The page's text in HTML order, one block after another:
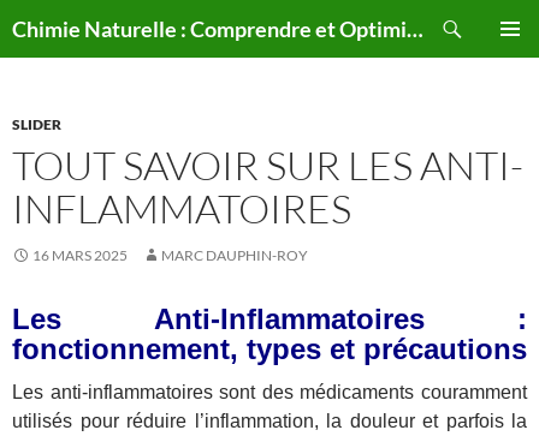
au
Chimie Naturelle : Comprendre et Optimiser le Corps Humain Naturellement
SLIDER
TOUT SAVOIR SUR LES ANTI-
INFLAMMATOIRES
16 MARS 2025 MARC DAUPHIN-ROY
Les Anti-Inflammatoires :
fonctionnement, types et précautions
Les anti-inflammatoires sont des médicaments couramment
utilisés pour réduire l’inflammation, la douleur et parfois la